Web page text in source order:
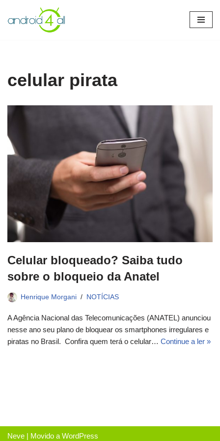
Pular
celular pirata
Celular bloqueado? Saiba tudo
sobre o bloqueio da Anatel
Henrique Morgani NOTÍCIAS
A Agência Nacional das Telecomunicações (ANATEL) anunciou
nesse ano seu plano de bloquear os smartphones irregulares e
piratas no Brasil. Confira quem terá o celular… Continue a ler »
Neve | Movido a WordPress